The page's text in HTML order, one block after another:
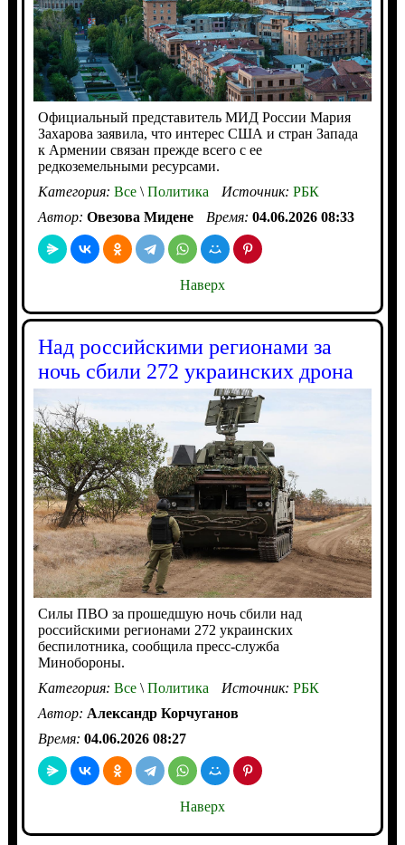
Официальный представитель МИД России Мария
Захарова заявила, что интерес США и стран Запада
к Армении связан прежде всего с ее
редкоземельными ресурсами.
Категория: Все\Политика Источник: РБК
Автор: Овезова Мидене Время: 04.06.2026 08:33
Наверх
Над российскими регионами за
ночь сбили 272 украинских дрона
Силы ПВО за прошедшую ночь сбили над
российскими регионами 272 украинских
беспилотника, сообщила пресс-служба
Минобороны.
Категория: Все\Политика Источник: РБК
Автор: Александр Корчуганов
Время: 04.06.2026 08:27
Наверх